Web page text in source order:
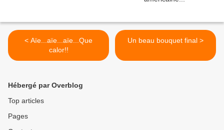
< Aïe...aïe...aïe...Que
calor!!
Un beau bouquet final >
Hébergé par Overblog
Top articles
Pages